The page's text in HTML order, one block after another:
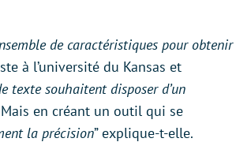
de caractéristiques pour obtenir
à l’université du Kansas et
texte souhaitent disposer d’un
Mais en créant un outil qui se
la précision” explique-t-elle.